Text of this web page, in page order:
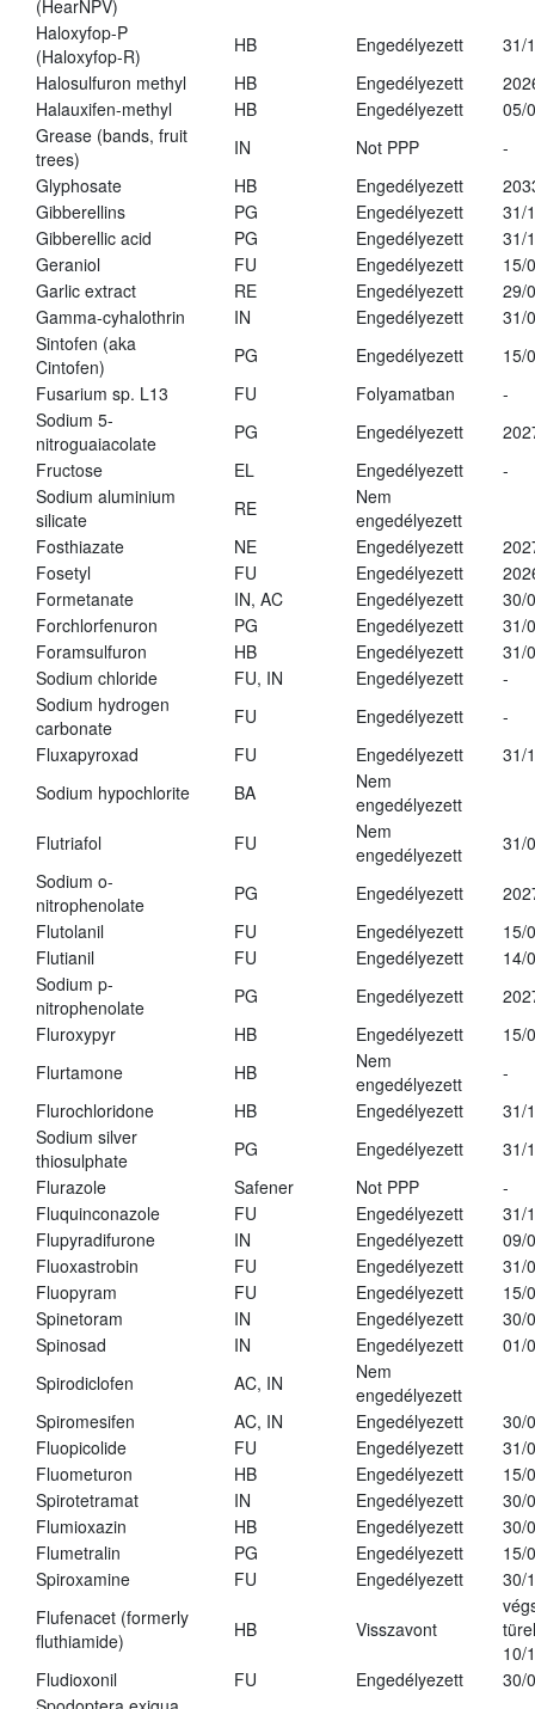
(HearNPV)
Haloxyfop-P
(Haloxyfop-R)
HB Engedélyezett
31/
Halosulfuron methyl
HB Engedélyezett
Halauxifen-methyl
HB Engedélyezett
05/
Grease (bands, fruit
trees)
IN Not PPP
-
Glyphosate
HB Engedélyezett
Gibberellins
PG Engedélyezett
31/
Gibberellic acid
PG Engedélyezett
31/
Geraniol
FU Engedélyezett
15/
Garlic extract
RE Engedélyezett
29/
Gamma-cyhalothrin
IN Engedélyezett
31/
Sintofen (aka
Cintofen)
PG Engedélyezett
15/
Fusarium sp. L13
FU Folyamatban
-
Sodium 5-
nitroguaiacolate
PG Engedélyezett
Fructose
EL Engedélyezett
-
Sodium aluminium
silicate
RE
Nem
engedélyezett
Fosthiazate
NE Engedélyezett
Fosetyl
FU Engedélyezett
Formetanate
IN, AC Engedélyezett
30/
Forchlorfenuron
PG Engedélyezett
31/
Foramsulfuron
HB Engedélyezett
31/
Sodium chloride
FU, IN Engedélyezett
-
Sodium hydrogen
carbonate
FU Engedélyezett
-
Fluxapyroxad
FU Engedélyezett
31/
Sodium hypochlorite
BA
Nem
engedélyezett
Flutriafol
FU
Nem
engedélyezett
31/
Sodium o-
nitrophenolate
PG Engedélyezett
Flutolanil
FU Engedélyezett
15/
Flutianil
FU Engedélyezett
14/
Sodium p-
nitrophenolate
PG Engedélyezett
Fluroxypyr
HB Engedélyezett
15/
Flurtamone
HB
Nem
engedélyezett
-
Flurochloridone
HB Engedélyezett
31/
Sodium silver
thiosulphate
PG Engedélyezett
31/
Flurazole
Safener Not PPP
-
Fluquinconazole
FU Engedélyezett
31/
Flupyradifurone
IN Engedélyezett
09/
Fluoxastrobin
FU Engedélyezett
31/
Fluopyram
FU Engedélyezett
15/
Spinetoram
IN Engedélyezett
30/
Spinosad
IN Engedélyezett
01/
Spirodiclofen
AC, IN
Nem
engedélyezett
Spiromesifen
AC, IN Engedélyezett
30/
Fluopicolide
FU Engedélyezett
31/
Fluometuron
HB Engedélyezett
15/
Spirotetramat
IN Engedélyezett
30/
Flumioxazin
HB Engedélyezett
30/
Flumetralin
PG Engedélyezett
15/
Spiroxamine
FU Engedélyezett
30/
Flufenacet (formerly
fluthiamide)
HB Visszavont
10/
Fludioxonil
FU Engedélyezett
30/